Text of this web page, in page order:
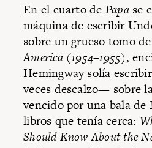
En el cuarto de Papase
máquina de escribir
sobre un grueso tomo de
America (1954–1955),
Hemingway solía
veces descalzo— sobre
vencido por una bala de
libros que tenía cerca:
Should Know About the